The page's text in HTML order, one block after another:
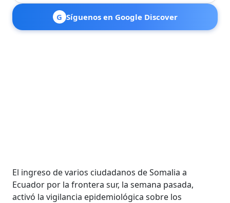
G Síguenos en Google Discover
El ingreso de varios ciudadanos deSomalia a
Ecuador por la frontera sur, la semana pasada,
activó la vigilancia epidemiológica sobre los